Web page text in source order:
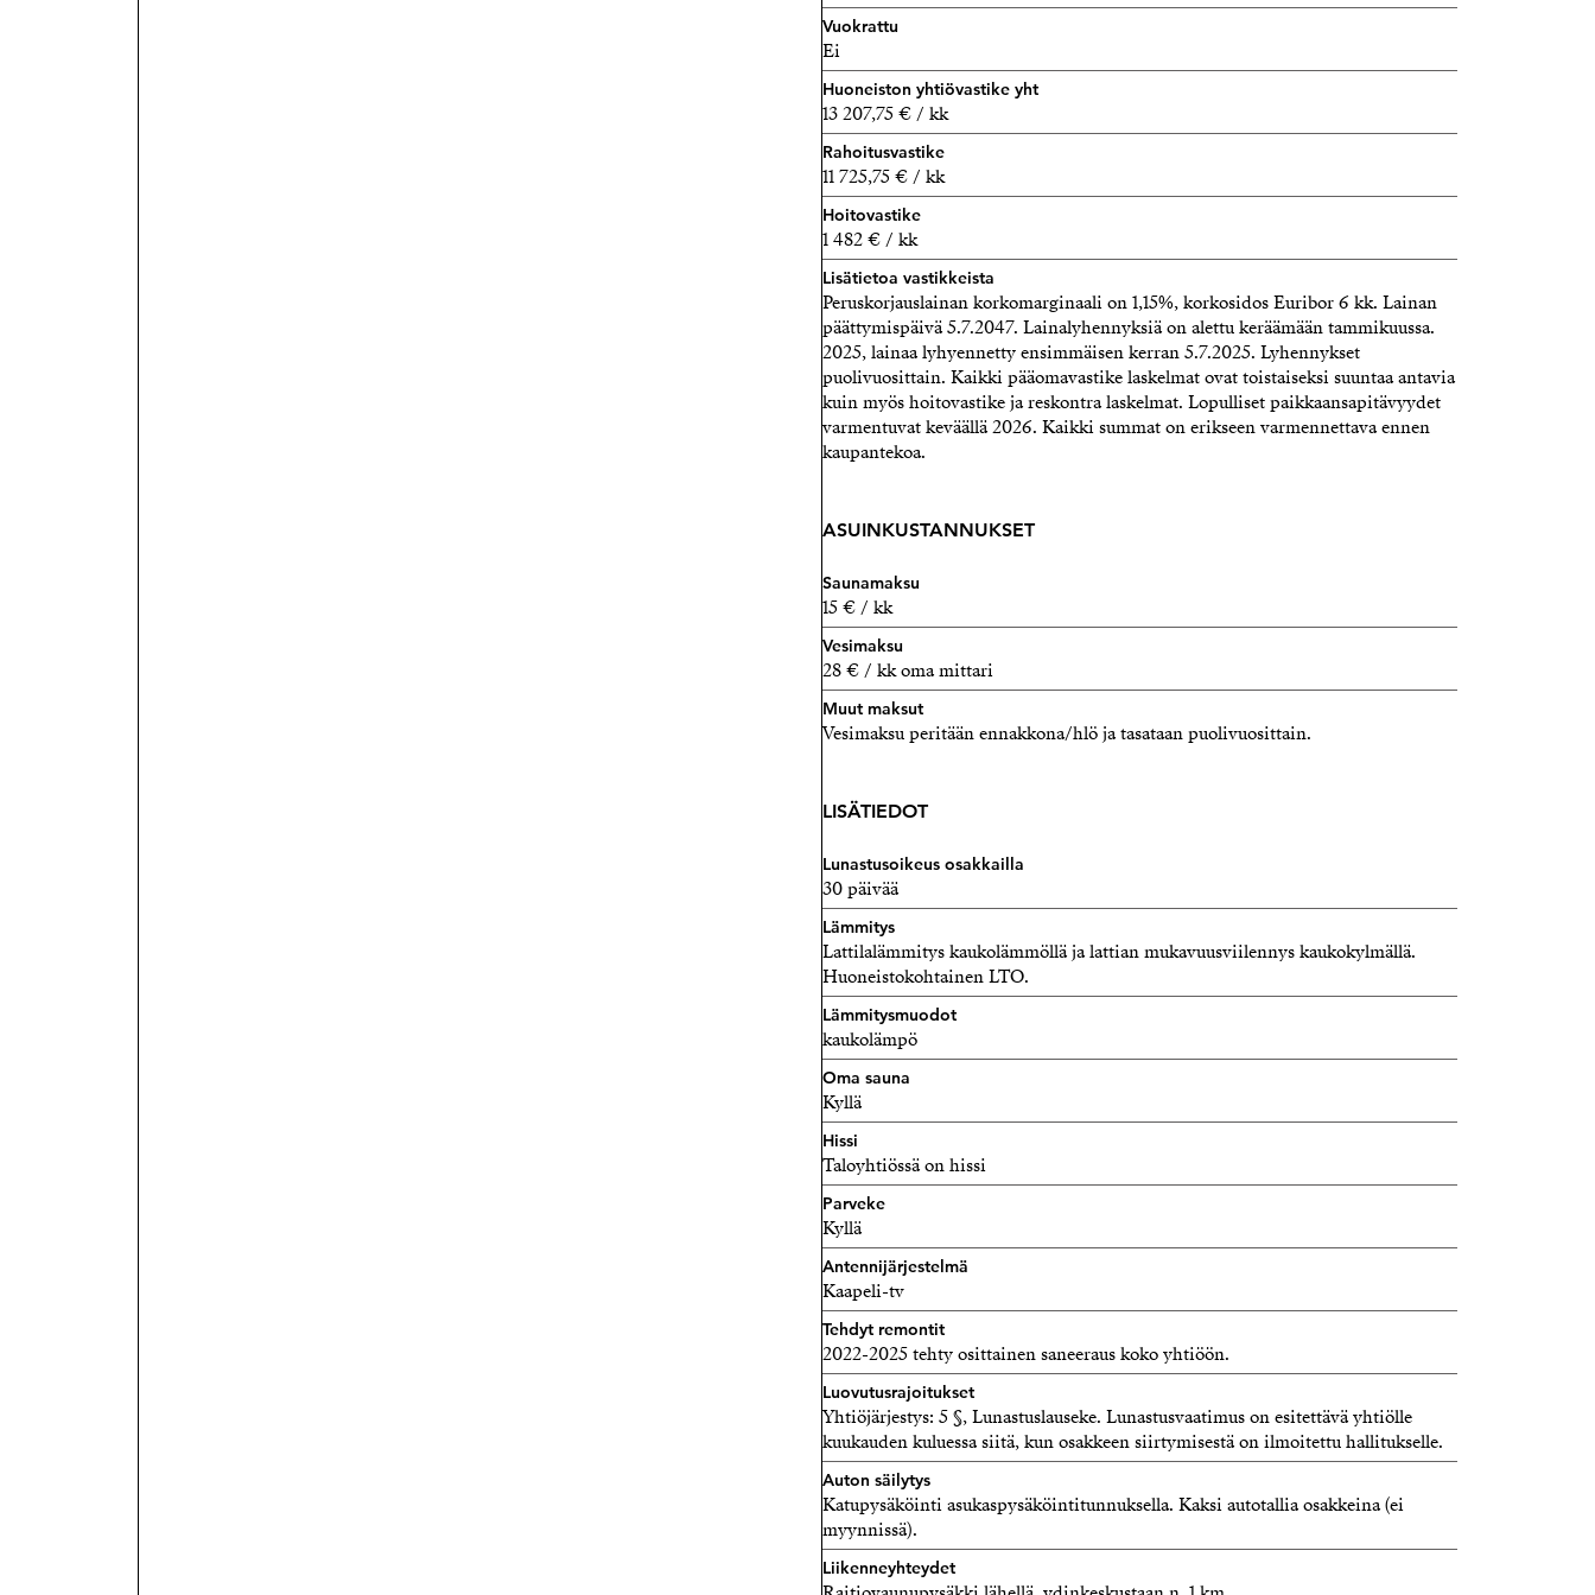
Vuokrattu
Ei
Huoneiston yhtiövastike yht
13 207,75 € / kk
Rahoitusvastike
11 725,75 € / kk
Hoitovastike
1 482 € / kk
Lisätietoa vastikkeista
Peruskorjauslainan korkomarginaali on 1,15%, korkosidos Euribor 6 kk. Lainan
päättymispäivä 5.7.2047. Lainalyhennyksiä on alettu keräämään tammikuussa.
2025, lainaa lyhyennetty ensimmäisen kerran 5.7.2025. Lyhennykset
puolivuosittain. Kaikki pääomavastike laskelmat ovat toistaiseksi suuntaa antavia
kuin myös hoitovastike ja reskontra laskelmat. Lopulliset paikkaansapitävyydet
varmentuvat keväällä 2026. Kaikki summat on erikseen varmennettava ennen
kaupantekoa.
ASUINKUSTANNUKSET
Saunamaksu
15 € / kk
Vesimaksu
28 € / kk oma mittari
Muut maksut
Vesimaksu peritään ennakkona/hlö ja tasataan puolivuosittain.
LISÄTIEDOT
Lunastusoikeus osakkailla
30 päivää
Lämmitys
Lattilalämmitys kaukolämmöllä ja lattian mukavuusviilennys kaukokylmällä.
Huoneistokohtainen LTO.
Lämmitysmuodot
kaukolämpö
Oma sauna
Kyllä
Hissi
Taloyhtiössä on hissi
Parveke
Kyllä
Antennijärjestelmä
Kaapeli-tv
Tehdyt remontit
2022-2025 tehty osittainen saneeraus koko yhtiöön.
Luovutusrajoitukset
Yhtiöjärjestys: 5 §, Lunastuslauseke. Lunastusvaatimus on esitettävä yhtiölle
kuukauden kuluessa siitä, kun osakkeen siirtymisestä on ilmoitettu hallitukselle.
Auton säilytys
Katupysäköinti asukaspysäköintitunnuksella. Kaksi autotallia osakkeina (ei
myynnissä).
Liikenneyhteydet